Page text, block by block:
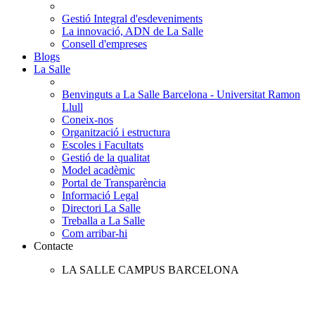
Gestió Integral d'esdeveniments
La innovació, ADN de La Salle
Consell d'empreses
Blogs
La Salle
Benvinguts a La Salle Barcelona - Universitat Ramon
Llull
Coneix-nos
Organització i estructura
Escoles i Facultats
Gestió de la qualitat
Model acadèmic
Portal de Transparència
Informació Legal
Directori La Salle
Treballa a La Salle
Com arribar-hi
Contacte
LA SALLE CAMPUS BARCELONA